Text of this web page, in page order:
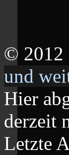
© 2012
und
Hier
derzeit
Letzte